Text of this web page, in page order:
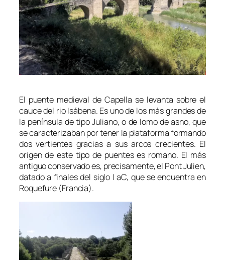
El puente medieval de Capella se levanta sobre el
cauce del rio Isábena. Es uno de los más grandes de
la península de tipo Juliano, o de lomo de asno, que
se caracterizaban por tener la plataforma formando
dos vertientes gracias a sus arcos crecientes. El
origen de este tipo de puentes es romano. El más
antiguo conservado es, precisamente, el Pont Julien,
datado a finales del siglo I aC, que se encuentra en
Roquefure (Francia).